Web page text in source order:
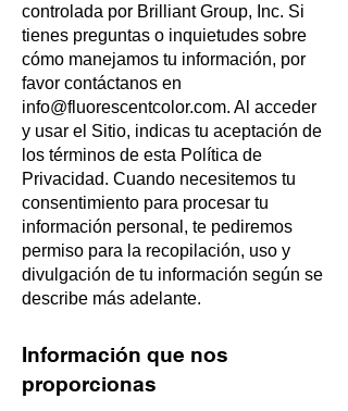
controlada por Brilliant Group, Inc. Si
tienes preguntas o inquietudes sobre
cómo manejamos tu información, por
favor contáctanos en
info@fluorescentcolor.com. Al acceder
y usar el Sitio, indicas tu aceptación de
los términos de esta Política de
Privacidad. Cuando necesitemos tu
consentimiento para procesar tu
información personal, te pediremos
permiso para la recopilación, uso y
divulgación de tu información según se
describe más adelante.
Información que nos
proporcionas